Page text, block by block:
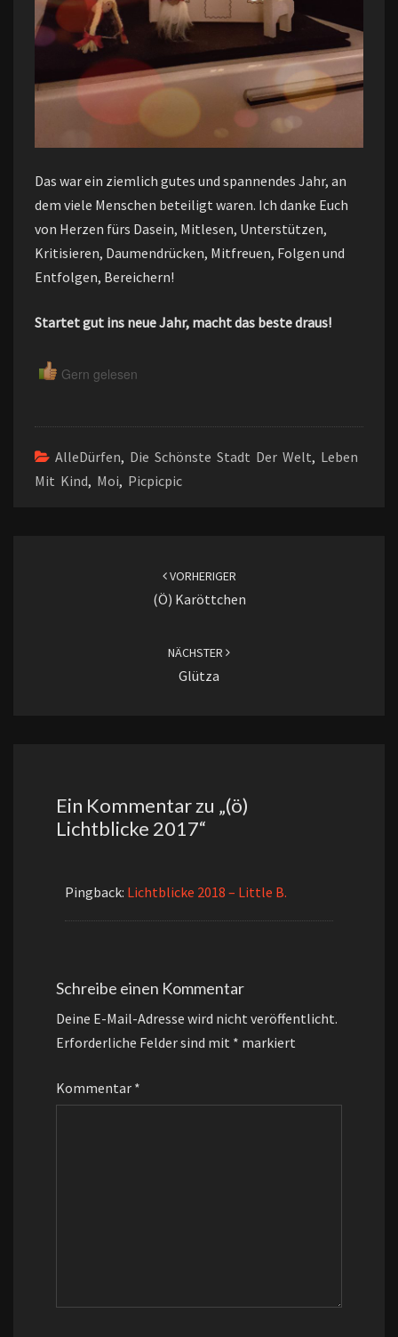
Das war ein ziemlich gutes und spannendes Jahr, an
dem viele Menschen beteiligt waren. Ich danke Euch
von Herzen fürs Dasein, Mitlesen, Unterstützen,
Kritisieren, Daumendrücken, Mitfreuen, Folgen und
Entfolgen, Bereichern!
Startet gut ins neue Jahr, macht das beste draus!
Gern gelesen
AlleDürfen, Die Schönste Stadt Der Welt, Leben
Mit Kind, Moi, Picpicpic
VORHERIGER
(ö) Karöttchen
NÄCHSTER
Glütza
Ein Kommentar zu „(ö)
Lichtblicke 2017“
Pingback: Lichtblicke 2018 – Little B.
Schreibe einen Kommentar
Deine E-Mail-Adresse wird nicht veröffentlicht.
Erforderliche Felder sind mit * markiert
Kommentar *